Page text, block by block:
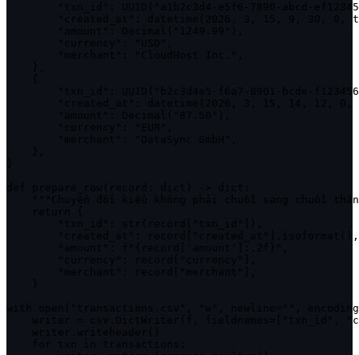
"txn_id": UUID("a1b2c3d4-e5f6-7890-abcd-
"created_at": datetime(2026, 3, 15, 9, 30, 0,
"txn_id": UUID("b2c3d4e5-f6a7-8901-bcde-
"""Chuyển đổi kiểu không phải chuỗi sang chuỗi
        "created_at": record["created_at"].isoformat(),
with open("transactions.csv", "w", newline="",
writer = csv.DictWriter(f, fieldnames=["txn_id",